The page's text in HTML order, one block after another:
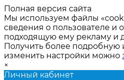
Полная версия сайта
Мы используем файлы
сведения о пользователе и
подходящую ему рекламу и
Получить более
изменить настройки можно
×
Личный кабинет